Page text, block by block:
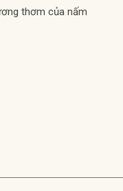
thơm của nấm